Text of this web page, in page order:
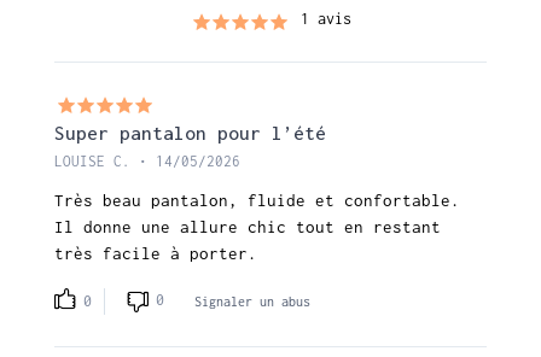
1 avis
Super pantalon pour l’été
LOUISE C. • 14/05/2026
Très beau pantalon, fluide et confortable.
Il donne une allure chic tout en restant
très facile à porter.
0 0 Signaler un abus